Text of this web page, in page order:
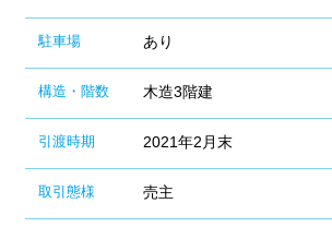
駐車場 あり
構造・階数 木造3階建
引渡時期 2021年2月末
取引態様 売主